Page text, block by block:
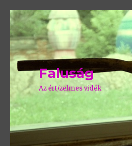
Faluság
Az ért/zelmes vidék